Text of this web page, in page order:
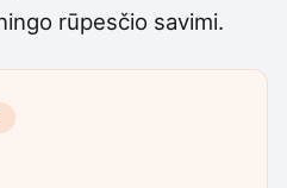
rūpesčio savimi.